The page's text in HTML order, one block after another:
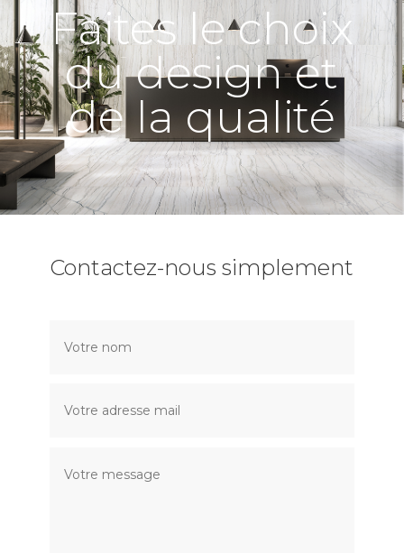
Faites le choix
du design et
de la qualité
Contactez-nous simplement